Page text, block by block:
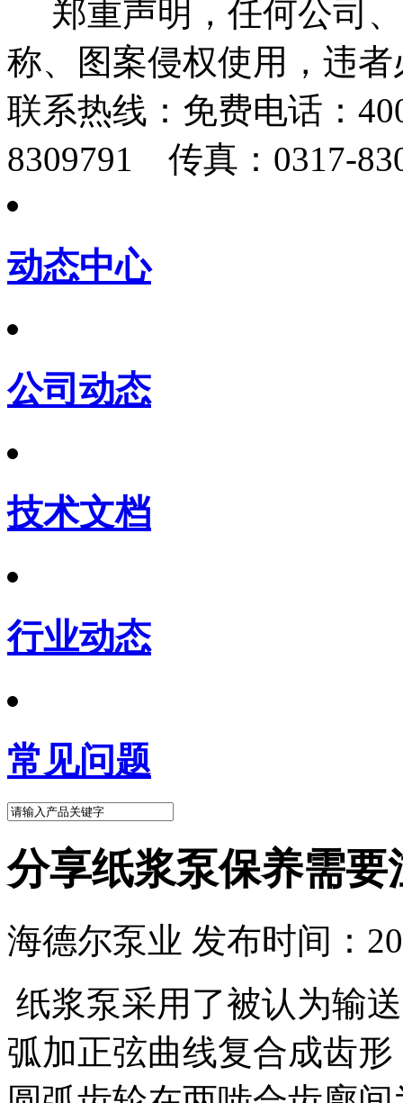
郑重声明，任何公司
称、图案侵权使用，违
联系热线： 免费电话：
8309791 传真：0317-
动态中心
公司动态
技术文档
行业动态
常见问题
分享纸浆泵保养需
海德尔泵业 发布时间：
纸浆泵采用了被认为输
弧加正弦曲线复合成齿